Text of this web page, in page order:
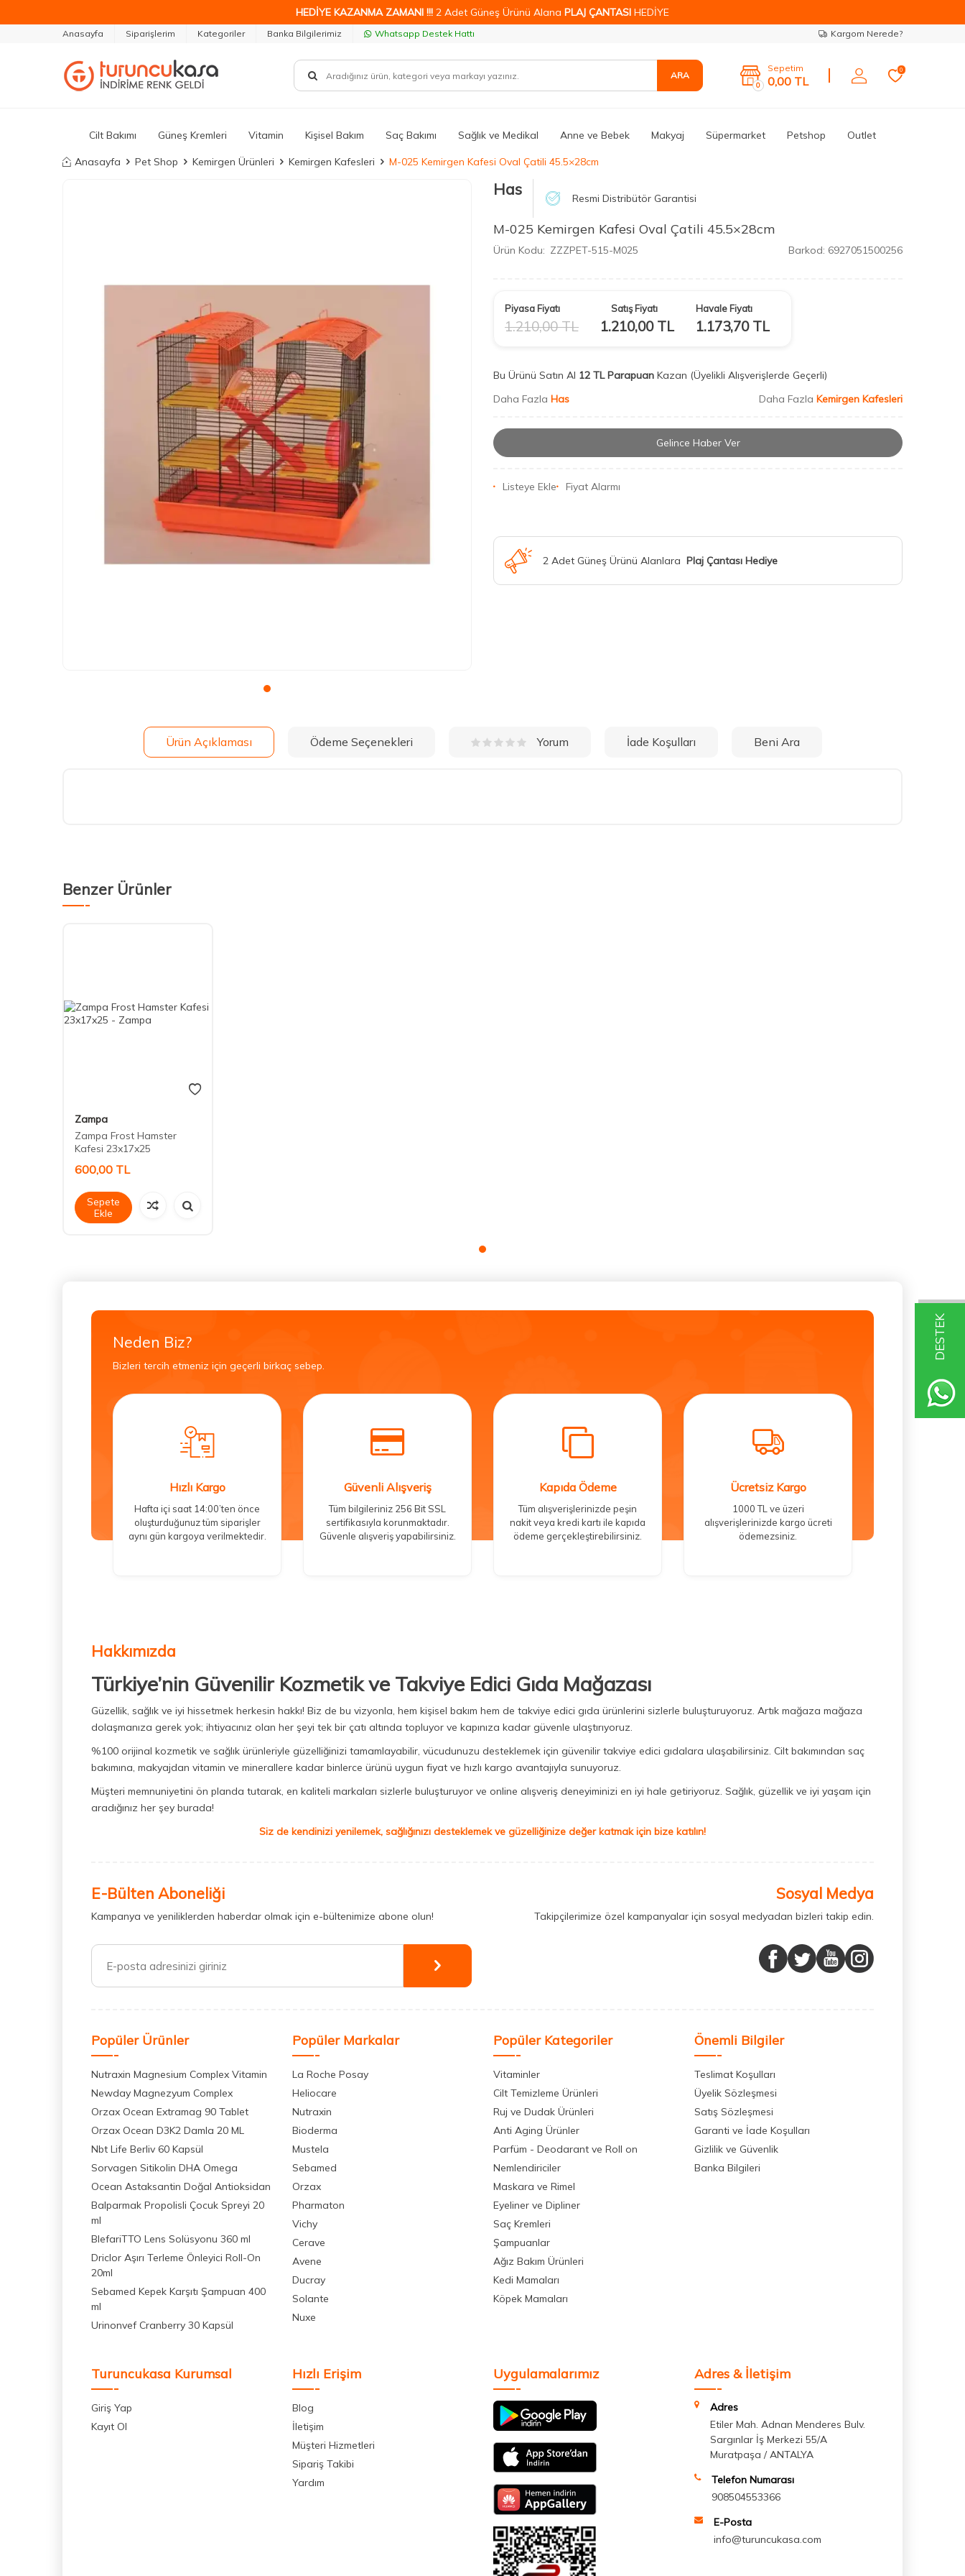
DESTEK
HEDİYE KAZANMA ZAMANI !!! 2 Adet Güneş Ürünü Alana PLAJ ÇANTASI HEDİYE
Anasayfa Siparişlerim Kategoriler Banka Bilgilerimiz Whatsapp Destek Hattı Kargom Nerede?
ARA
0
Sepetim
0,00 TL
0
Cilt Bakımı Güneş Kremleri Vitamin Kişisel Bakım Saç Bakımı Sağlık ve Medikal Anne ve Bebek Makyaj Süpermarket Petshop Outlet
Anasayfa Pet Shop Kemirgen Ürünleri Kemirgen Kafesleri M-025 Kemirgen Kafesi Oval Çatili 45.5×28cm
Has Resmi Distribütör Garantisi
M-025 Kemirgen Kafesi Oval Çatili 45.5×28cm
Ürün Kodu: ZZZPET-515-M025 Barkod: 6927051500256
Piyasa Fiyatı
1.210,00TL
Satış Fiyatı
1.210,00TL
Havale Fiyatı
1.173,70TL
Bu Ürünü Satın Al 12 TL Parapuan Kazan (Üyelikli Alışverişlerde Geçerli)
Daha Fazla Has Daha Fazla Kemirgen Kafesleri
Gelince Haber Ver
Listeye Ekle Fiyat Alarmı
2 Adet Güneş Ürünü Alanlara Plaj Çantası Hediye
Ürün Açıklaması Ödeme Seçenekleri Yorum İade Koşulları Beni Ara
Benzer Ürünler
Zampa
Zampa Frost Hamster
Kafesi 23x17x25
600,00 TL
Sepete
Ekle
Neden Biz?
Bizleri tercih etmeniz için geçerli birkaç sebep.
Hızlı Kargo
Hafta içi saat 14:00’ten önce
oluşturduğunuz tüm siparişler
aynı gün kargoya verilmektedir.
Güvenli Alışveriş
Tüm bilgileriniz 256 Bit SSL
sertifikasıyla korunmaktadır.
Güvenle alışveriş yapabilirsiniz.
Kapıda Ödeme
Tüm alışverişlerinizde peşin
nakit veya kredi kartı ile kapıda
ödeme gerçekleştirebilirsiniz.
Ücretsiz Kargo
1000 TL ve üzeri
alışverişlerinizde kargo ücreti
ödemezsiniz.
Hakkımızda
Türkiye’nin Güvenilir Kozmetik ve Takviye Edici Gıda Mağazası
Güzellik, sağlık ve iyi hissetmek herkesin hakkı! Biz de bu vizyonla, hem kişisel bakım hem de takviye edici gıda ürünlerini sizlerle buluşturuyoruz. Artık mağaza mağaza
dolaşmanıza gerek yok; ihtiyacınız olan her şeyi tek bir çatı altında topluyor ve kapınıza kadar güvenle ulaştırıyoruz.
%100 orijinal kozmetik ve sağlık ürünleriyle güzelliğinizi tamamlayabilir, vücudunuzu desteklemek için güvenilir takviye edici gıdalara ulaşabilirsiniz. Cilt bakımından saç
bakımına, makyajdan vitamin ve minerallere kadar binlerce ürünü uygun fiyat ve hızlı kargo avantajıyla sunuyoruz.
Müşteri memnuniyetini ön planda tutarak, en kaliteli markaları sizlerle buluşturuyor ve online alışveriş deneyiminizi en iyi hale getiriyoruz. Sağlık, güzellik ve iyi yaşam için
aradığınız her şey burada!
Siz de kendinizi yenilemek, sağlığınızı desteklemek ve güzelliğinize değer katmak için bize katılın!
E-Bülten Aboneliği
Kampanya ve yeniliklerden haberdar olmak için e-bültenimize abone olun!
Sosyal Medya
Takipçilerimize özel kampanyalar için sosyal medyadan bizleri takip edin.
Popüler Ürünler
Nutraxin Magnesium Complex Vitamin
Newday Magnezyum Complex
Orzax Ocean Extramag 90 Tablet
Orzax Ocean D3K2 Damla 20 ML
Nbt Life Berliv 60 Kapsül
Sorvagen Sitikolin DHA Omega
Ocean Astaksantin Doğal Antioksidan
Balparmak Propolisli Çocuk Spreyi 20
ml
BlefariTTO Lens Solüsyonu 360 ml
Driclor Aşırı Terleme Önleyici Roll-On
20ml
Sebamed Kepek Karşıtı Şampuan 400
ml
Urinonvef Cranberry 30 Kapsül
Popüler Markalar
La Roche Posay
Heliocare
Nutraxin
Bioderma
Mustela
Sebamed
Orzax
Pharmaton
Vichy
Cerave
Avene
Ducray
Solante
Nuxe
Popüler Kategoriler
Vitaminler
Cilt Temizleme Ürünleri
Ruj ve Dudak Ürünleri
Anti Aging Ürünler
Parfüm - Deodarant ve Roll on
Nemlendiriciler
Maskara ve Rimel
Eyeliner ve Dipliner
Saç Kremleri
Şampuanlar
Ağız Bakım Ürünleri
Kedi Mamaları
Köpek Mamaları
Önemli Bilgiler
Teslimat Koşulları
Üyelik Sözleşmesi
Satış Sözleşmesi
Garanti ve İade Koşulları
Gizlilik ve Güvenlik
Banka Bilgileri
Turuncukasa Kurumsal
Giriş Yap
Kayıt Ol
Hızlı Erişim
Blog
İletişim
Müşteri Hizmetleri
Sipariş Takibi
Yardım
Uygulamalarımız Adres & İletişim
Adres
Etiler Mah. Adnan Menderes Bulv.
Sargınlar İş Merkezi 55/A
Muratpaşa / ANTALYA
Telefon Numarası
908504553366
E-Posta
info@turuncukasa.com